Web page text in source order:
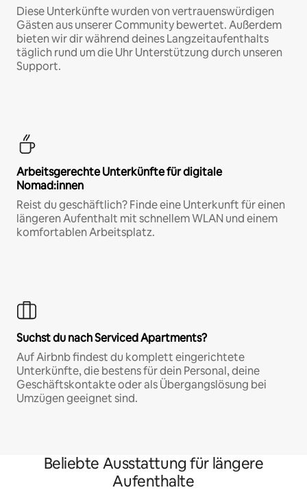
Diese Unterkünfte wurden von vertrauenswürdigen
Gästen aus unserer Community bewertet. Außerdem
bieten wir dir während deines Langzeitaufenthalts
täglich rund um die Uhr Unterstützung durch unseren
Support.
Arbeitsgerechte Unterkünfte für digitale
Nomad:innen
Reist du geschäftlich? Finde eine Unterkunft für einen
längeren Aufenthalt mit schnellem WLAN und einem
komfortablen Arbeitsplatz.
Suchst du nach Serviced Apartments?
Auf Airbnb findest du komplett eingerichtete
Unterkünfte, die bestens für dein Personal, deine
Geschäftskontakte oder als Übergangslösung bei
Umzügen geeignet sind.
Beliebte Ausstattung für längere
Aufenthalte